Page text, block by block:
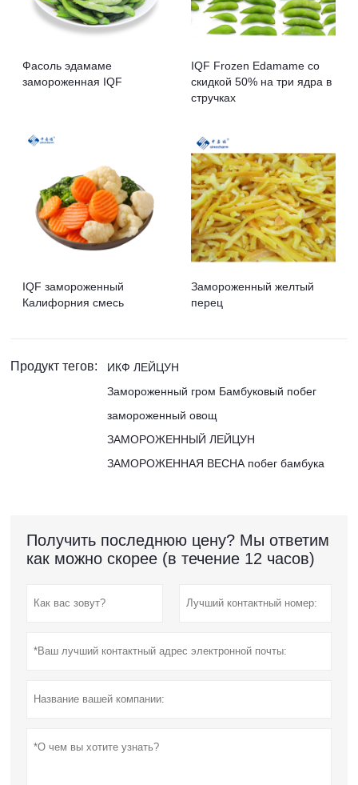
Фасоль эдамаме
замороженная IQF
IQF Frozen Edamame со
скидкой 50% на три ядра в
стручках
IQF замороженный
Калифорния смесь
Замороженный желтый
перец
Продукт тегов:
ИКФ ЛЕЙЦУН
Замороженный гром Бамбуковый побег
замороженный овощ
ЗАМОРОЖЕННЫЙ ЛЕЙЦУН
ЗАМОРОЖЕННАЯ ВЕСНА побег бамбука
Получить последнюю цену? Мы ответим
как можно скорее (в течение 12 часов)